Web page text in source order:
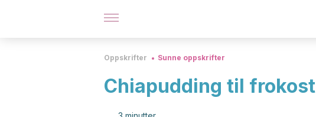
Oppskrifter Sunne oppskrifter
Chiapudding til frokost